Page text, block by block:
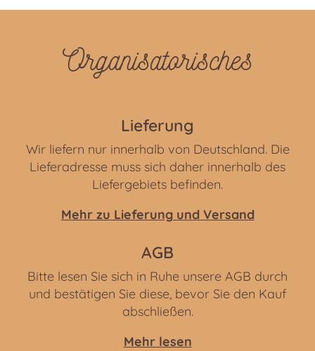
Organisatorisches
Lieferung
Wir liefern nur innerhalb von Deutschland. Die
Lieferadresse muss sich daher innerhalb des
Liefergebiets befinden.
Mehr zu Lieferung und Versand
AGB
Bitte lesen Sie sich in Ruhe unsere AGB durch
und bestätigen Sie diese, bevor Sie den Kauf
abschließen.
Mehr lesen